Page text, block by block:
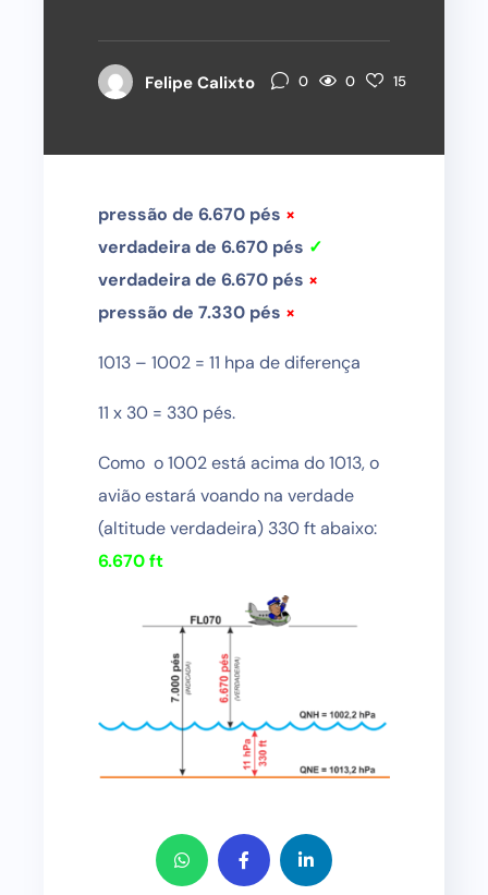
Felipe Calixto 0 0 15
pressão de 6.670 pés ×
verdadeira de 6.670 pés ✓
verdadeira de 6.670 pés ×
pressão de 7.330 pés ×
1013 – 1002 = 11 hpa de diferença
11 x 30 = 330 pés.
Como o 1002 está acima do 1013, o
avião estará voando na verdade
(altitude verdadeira) 330 ft abaixo:
6.670 ft